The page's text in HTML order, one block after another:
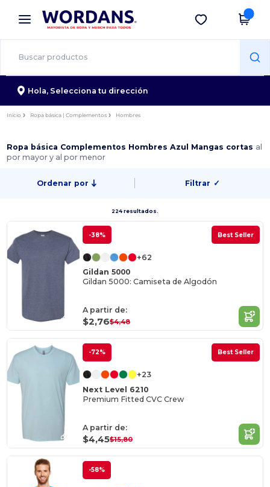
× App de Wordans
¡Mejores precios en app!
Descargar app
Hola, Selecciona tu dirección
Inicio Ropa básica | Complementos Hombres
Ropa básica Complementos Hombres Azul Mangas cortas al
por mayor y al por menor
Ordenar por Filtrar ✓
224 resultados.
-38% Best Seller
+62
Gildan 5000
Gildan 5000: Camiseta de Algodón
A partir de:
$2,76$4,48
-72% Best Seller
+23
Next Level 6210
Premium Fitted CVC Crew
A partir de:
$4,45$15,80
-58%